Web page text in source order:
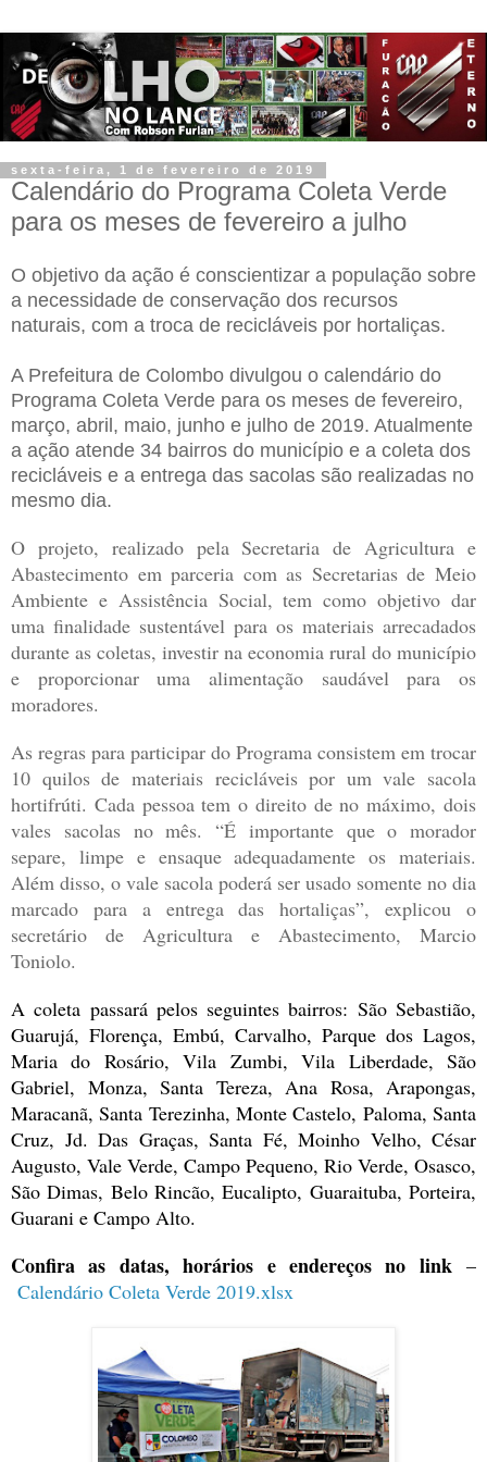
sexta-feira, 1 de fevereiro de 2019
Calendário do Programa Coleta Verde
para os meses de fevereiro a julho
O objetivo da ação é conscientizar a população sobre
a necessidade de conservação dos recursos
naturais, com a troca de recicláveis por hortaliças.
A Prefeitura de Colombo divulgou o calendário do
Programa Coleta Verde para os meses de fevereiro,
março, abril, maio, junho e julho de 2019. Atualmente
a ação atende 34 bairros do município e a coleta dos
recicláveis e a entrega das sacolas são realizadas no
mesmo dia.
O projeto, realizado pela Secretaria de Agricultura e
Abastecimento em parceria com as Secretarias de Meio
Ambiente e Assistência Social, tem como objetivo dar
uma finalidade sustentável para os materiais arrecadados
durante as coletas, investir na economia rural do município
e proporcionar uma alimentação saudável para os
moradores.
As regras para participar do Programa consistem em trocar
10 quilos de materiais recicláveis por um vale sacola
hortifrúti. Cada pessoa tem o direito de no máximo, dois
vales sacolas no mês. “É importante que o morador
separe, limpe e ensaque adequadamente os materiais.
Além disso, o vale sacola poderá ser usado somente no dia
marcado para a entrega das hortaliças”, explicou o
secretário de Agricultura e Abastecimento, Marcio
Toniolo.
A coleta passará pelos seguintes bairros: São Sebastião,
Guarujá, Florença, Embú, Carvalho, Parque dos Lagos,
Maria do Rosário, Vila Zumbi, Vila Liberdade, São
Gabriel, Monza, Santa Tereza, Ana Rosa, Arapongas,
Maracanã, Santa Terezinha, Monte Castelo, Paloma, Santa
Cruz, Jd. Das Graças, Santa Fé, Moinho Velho, César
Augusto, Vale Verde, Campo Pequeno, Rio Verde, Osasco,
São Dimas, Belo Rincão, Eucalipto, Guaraituba, Porteira,
Guarani e Campo Alto.
Confira as datas, horários e endereços no link–
Calendário Coleta Verde 2019.xlsx